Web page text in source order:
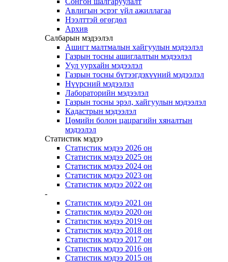
Авлигын эсрэг үйл ажиллагаа
Нээлттэй өгөгдөл
Архив
Салбарын мэдээлэл
Ашигт малтмалын хайгуулын мэдээлэл
Газрын тосны ашиглалтын мэдээлэл
Уул уурхайн мэдээлэл
Газрын тосны бүтээгдэхүүний мэдээлэл
Нүүрсний мэдээлэл
Лабораторийн мэдээлэл
Газрын тосны эрэл, хайгуулын мэдээлэл
Кадастрын мэдээлэл
Цөмийн болон цацрагийн хяналтын
мэдээлэл
Статистик мэдээ
Статистик мэдээ 2026 он
Статистик мэдээ 2025 он
Статистик мэдээ 2024 он
Статистик мэдээ 2023 он
Статистик мэдээ 2022 он
-
Статистик мэдээ 2021 он
Статистик мэдээ 2020 он
Статистик мэдээ 2019 он
Статистик мэдээ 2018 он
Статистик мэдээ 2017 он
Статистик мэдээ 2016 он
Статистик мэдээ 2015 он